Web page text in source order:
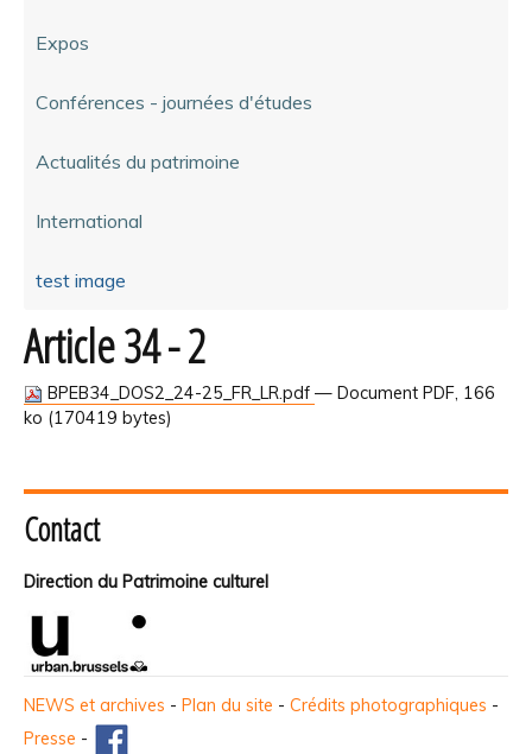
Expos
Conférences - journées d'études
Actualités du patrimoine
International
test image
Article 34 - 2
BPEB34_DOS2_24-25_FR_LR.pdf — Document PDF, 166
ko (170419 bytes)
Contact
Direction du Patrimoine culturel
NEWS et archives - Plan du site - Crédits photographiques -
Presse -